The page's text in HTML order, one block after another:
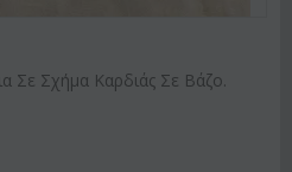
Σε Σχήμα Καρδιάς Σε Βάζο.